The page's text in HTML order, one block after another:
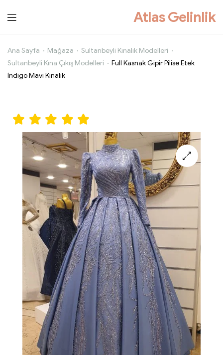
Atlas Gelinlik
Full
Kasnak
Gipir
Etek
İndigo
Mavi
Kınalık
Ana Sayfa Mağaza
Sultanbeyli Kınalık Modelleri
Sultanbeyli Kına Çıkış Modelleri
Full Kasnak Gipir Pilise Etek
İndigo Mavi Kınalık